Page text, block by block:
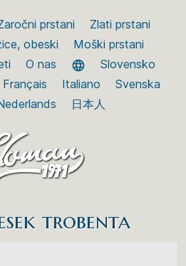
prstani
Zlati prstani
obeski
Moški prstani
O nas
Slovensko
Français Italiano
Svenska
日本人
trobenta